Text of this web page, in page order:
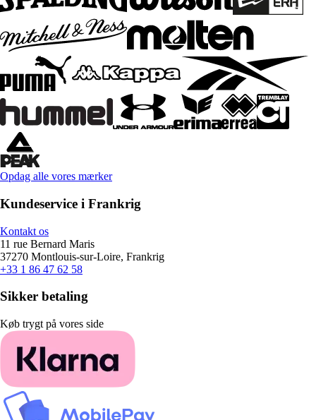
Opdag alle vores mærker
Kundeservice i Frankrig
Kontakt os
11 rue Bernard Maris
37270 Montlouis-sur-Loire, Frankrig
+33 1 86 47 62 58
Sikker betaling
Køb trygt på vores side